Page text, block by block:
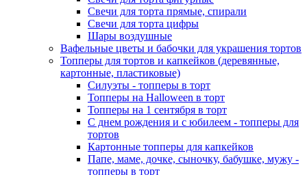
Свечи для торта прямые, спирали
Свечи для торта цифры
Шары воздушные
Вафельные цветы и бабочки для украшения тортов
Топперы для тортов и капкейков (деревянные,
картонные, пластиковые)
Силуэты - топперы в торт
Топперы на Halloween в торт
Топперы на 1 сентября в торт
С днем рождения и с юбилеем - топперы для
тортов
Картонные топперы для капкейков
Папе, маме, дочке, сыночку, бабушке, мужу -
топперы в торт